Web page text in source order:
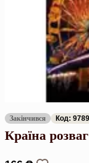
Закінчився Код:
Країна розваг